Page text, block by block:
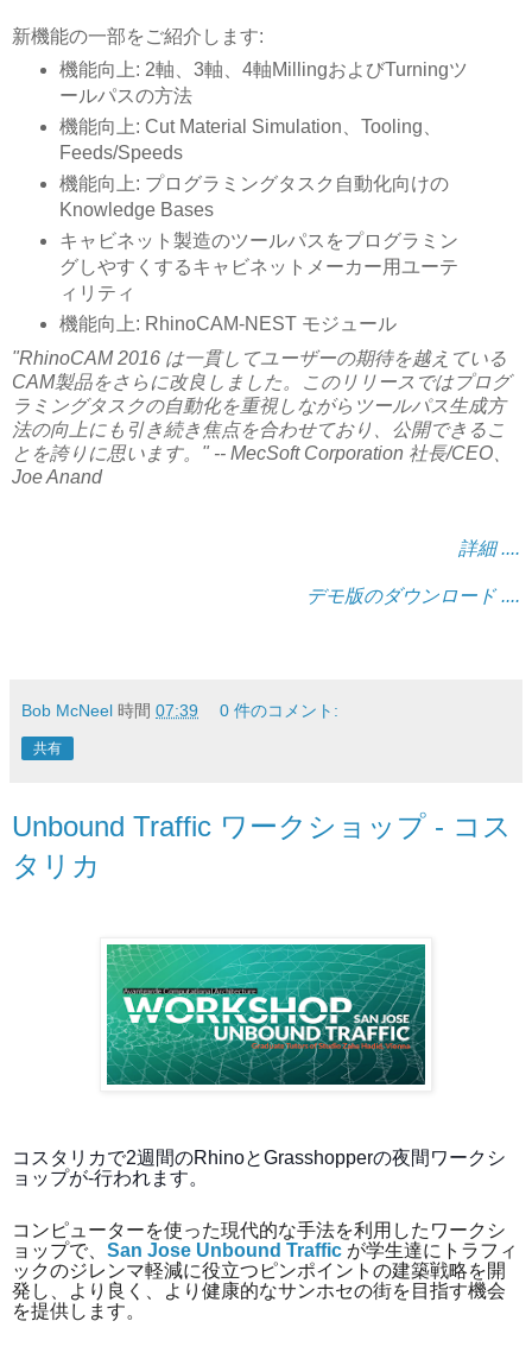
新機能の一部をご紹介します:
機能向上: 2軸、3軸、4軸MillingおよびTurningツ
ールパスの方法
機能向上: Cut Material Simulation、Tooling、
Feeds/Speeds
機能向上: プログラミングタスク自動化向けの
Knowledge Bases
キャビネット製造のツールパスをプログラミン
グしやすくするキャビネットメーカー用ユーテ
ィリティ
機能向上: RhinoCAM-NEST モジュール
"RhinoCAM 2016 は一貫してユーザーの期待を越えている
CAM製品をさらに改良しました。このリリースではプログ
ラミングタスクの自動化を重視しながらツールパス生成方
法の向上にも引き続き焦点を合わせており、公開できるこ
とを誇りに思います。" -- MecSoft Corporation 社長/CEO、
Joe Anand
詳細 ....
デモ版のダウンロード ....
Bob McNeel 時間 07:39 0 件のコメント:
共有
Unbound Traffic ワークショップ - コス
タリカ
コスタリカで2週間のRhinoとGrasshopperの夜間ワークシ
ョップが-行われます。
コンピューターを使った現代的な手法を利用したワークシ
ョップで、 San Jose Unbound Traffic が学生達にトラフィ
ックのジレンマ軽減に役立つピンポイントの建築戦略を開
発し、より良く、より健康的なサンホセの街を目指す機会
を提供します。